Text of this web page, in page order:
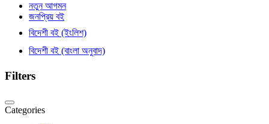
নতুন আগমন
জনপ্রিয় বই
বিদেশী বই (ইংলিশ)
বিদেশী বই (বাংলা অনুবাদ)
Filters
Categories